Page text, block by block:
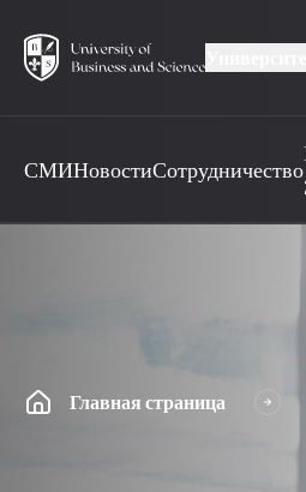
СМИНовостиСотрудничество
Главная страница